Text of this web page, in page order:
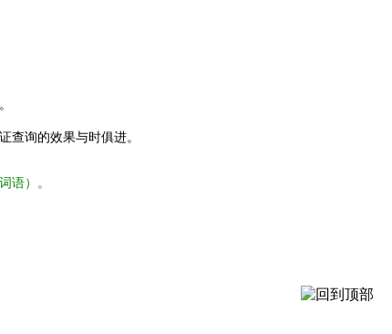
查询的效果与时俱进。
语）。